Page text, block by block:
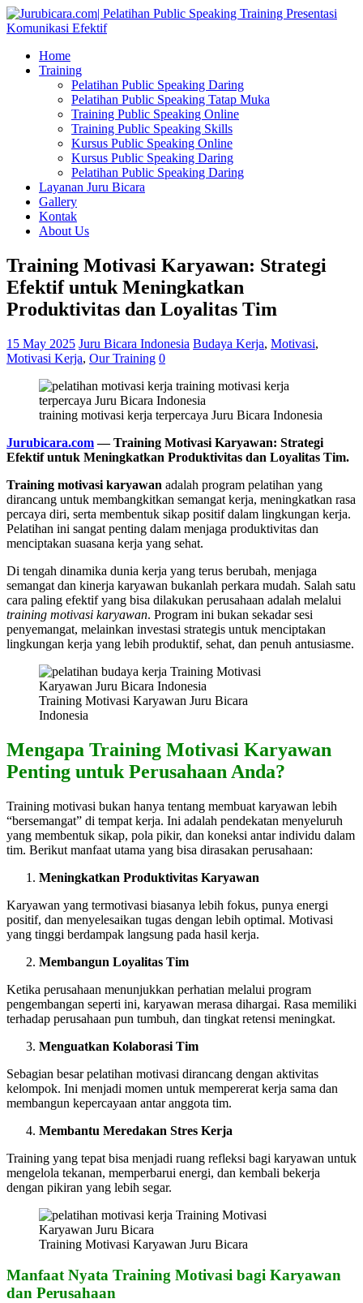
Home
Training
Pelatihan Public Speaking Daring
Pelatihan Public Speaking Tatap Muka
Training Public Speaking Online
Training Public Speaking Skills
Kursus Public Speaking Online
Kursus Public Speaking Daring
Pelatihan Public Speaking Daring
Layanan Juru Bicara
Gallery
Kontak
About Us
Training Motivasi Karyawan: Strategi
Efektif untuk Meningkatkan
Produktivitas dan Loyalitas Tim
15 May 2025 Juru Bicara Indonesia Budaya Kerja, Motivasi,
Motivasi Kerja, Our Training 0
training motivasi kerja terpercaya Juru Bicara Indonesia
Jurubicara.com— Training Motivasi Karyawan: Strategi
Efektif untuk Meningkatkan Produktivitas dan Loyalitas Tim.
Training motivasi karyawan adalah program pelatihan yang
dirancang untuk membangkitkan semangat kerja, meningkatkan rasa
percaya diri, serta membentuk sikap positif dalam lingkungan kerja.
Pelatihan ini sangat penting dalam menjaga produktivitas dan
menciptakan suasana kerja yang sehat.
Di tengah dinamika dunia kerja yang terus berubah, menjaga
semangat dan kinerja karyawan bukanlah perkara mudah. Salah satu
cara paling efektif yang bisa dilakukan perusahaan adalah melalui
training motivasi karyawan. Program ini bukan sekadar sesi
penyemangat, melainkan investasi strategis untuk menciptakan
lingkungan kerja yang lebih produktif, sehat, dan penuh antusiasme.
Training Motivasi Karyawan Juru Bicara
Indonesia
Mengapa Training Motivasi Karyawan
Penting untuk Perusahaan Anda?
Training motivasi bukan hanya tentang membuat karyawan lebih
“bersemangat” di tempat kerja. Ini adalah pendekatan menyeluruh
yang membentuk sikap, pola pikir, dan koneksi antar individu dalam
tim. Berikut manfaat utama yang bisa dirasakan perusahaan:
Meningkatkan Produktivitas Karyawan
Karyawan yang termotivasi biasanya lebih fokus, punya energi
positif, dan menyelesaikan tugas dengan lebih optimal. Motivasi
yang tinggi berdampak langsung pada hasil kerja.
Membangun Loyalitas Tim
Ketika perusahaan menunjukkan perhatian melalui program
pengembangan seperti ini, karyawan merasa dihargai. Rasa memiliki
terhadap perusahaan pun tumbuh, dan tingkat retensi meningkat.
Menguatkan Kolaborasi Tim
Sebagian besar pelatihan motivasi dirancang dengan aktivitas
kelompok. Ini menjadi momen untuk mempererat kerja sama dan
membangun kepercayaan antar anggota tim.
Membantu Meredakan Stres Kerja
Training yang tepat bisa menjadi ruang refleksi bagi karyawan untuk
mengelola tekanan, memperbarui energi, dan kembali bekerja
dengan pikiran yang lebih segar.
Training Motivasi Karyawan Juru Bicara
Manfaat Nyata Training Motivasi bagi Karyawan
dan Perusahaan